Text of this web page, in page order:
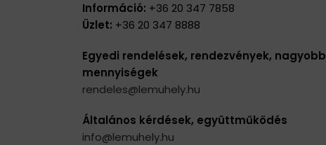
Információ: +36 20 347 7858
Üzlet: +36 20 347 8888
Egyedi rendelések, rendezvények, nagyobb
mennyiségek
rendeles@lemuhely.hu
Általános kérdések, együttműködés
info@lemuhely.hu